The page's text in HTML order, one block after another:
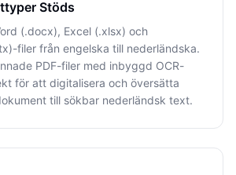
Stöds
(.docx), Excel (.xlsx) och
filer från engelska till nederländska.
PDF-filer med inbyggd OCR-
för att digitalisera och översätta
till sökbar nederländsk text.